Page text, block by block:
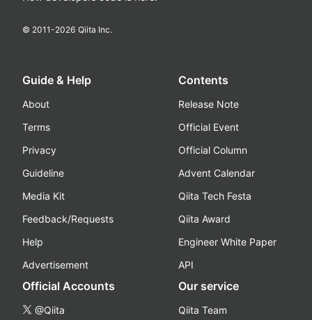
© 2011-2026 Qiita Inc.
Guide & Help
About
Terms
Privacy
Guideline
Media Kit
Feedback/Requests
Help
Advertisement
Contents
Release Note
Official Event
Official Column
Advent Calendar
Qiita Tech Festa
Qiita Award
Engineer White Paper
API
Official Accounts
@Qiita
Our service
Qiita Team